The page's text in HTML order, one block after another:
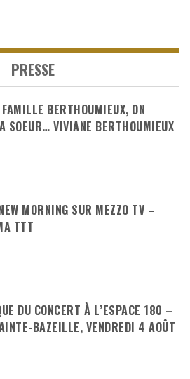
PRESSE
BERTHOUMIEUX, ON
SOEUR… VIVIANE BERTHOUMIEUX
MORNING SUR MEZZO TV –
TTT
DU CONCERT À L’ESPACE 180 –
BAZEILLE, VENDREDI 4 AOÛT